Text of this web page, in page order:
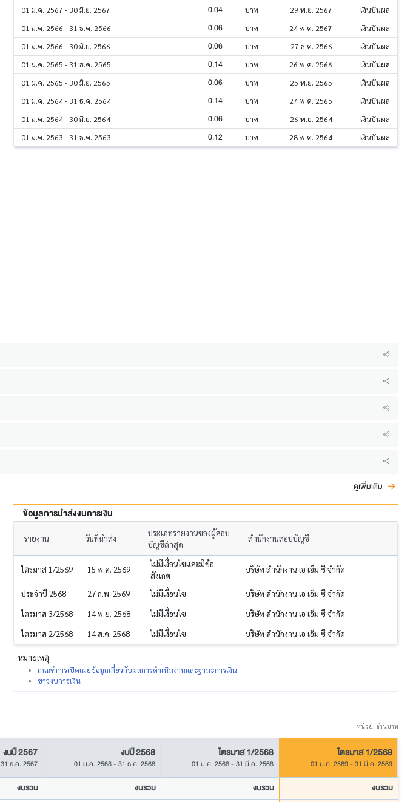
01 ม.ค. 2567 - 30 มิ.ย. 2567
0.04 บาท 29 พ.ย. 2567
เงินปันผล
01 ม.ค. 2566 - 31 ธ.ค. 2566
0.06 บาท 24 พ.ค. 2567
เงินปันผล
01 ม.ค. 2566 - 30 มิ.ย. 2566
0.06 บาท 27 ธ.ค. 2566
เงินปันผล
01 ม.ค. 2565 - 31 ธ.ค. 2565
0.14 บาท 26 พ.ค. 2566
เงินปันผล
01 ม.ค. 2565 - 30 มิ.ย. 2565
0.06 บาท 25 พ.ย. 2565
เงินปันผล
01 ม.ค. 2564 - 31 ธ.ค. 2564
0.14 บาท 27 พ.ค. 2565
เงินปันผล
01 ม.ค. 2564 - 30 มิ.ย. 2564
0.06 บาท 26 พ.ย. 2564
เงินปันผล
01 ม.ค. 2563 - 31 ธ.ค. 2563
0.12 บาท 28 พ.ค. 2564 เงินปันผล
ดูเพิ่มเติม
ข้อมูลการนำส่งงบการเงิน
รายงาน วันที่นำส่ง
ประเภทรายงานของผู้สอบ
บัญชีล่าสุด
สำนักงานสอบบัญชี
ไตรมาส 1/2569 15 พ.ค. 2569
ไม่มีเงื่อนไขและมีข้อ
สังเกต
บริษัท สำนักงาน เอ เอ็ม ซี จำกัด
ประจำปี 2568 27 ก.พ. 2569 ไม่มีเงื่อนไข
บริษัท สำนักงาน เอ เอ็ม ซี จำกัด
ไตรมาส 3/2568
14 พ.ย. 2568 ไม่มีเงื่อนไข
บริษัท สำนักงาน เอ เอ็ม ซี จำกัด
ไตรมาส 2/2568
14 ส.ค. 2568 ไม่มีเงื่อนไข บริษัท สำนักงาน เอ เอ็ม ซี จำกัด
หมายเหตุ
เกณฑ์การเปิดเผยข้อมูลเกี่ยวกับผลการดำเนินงานและฐานะการเงิน
ข่าวงบการเงิน
หน่วย: ล้านบาท
งบปี 2567
31 ธ.ค. 2567
งบปี 2568
01 ม.ค. 2568-31 ธ.ค. 2568
ไตรมาส 1/2568
01 ม.ค. 2568-31 มี.ค. 2568
ไตรมาส 1/2569
01 ม.ค. 2569-31 มี.ค. 2569
งบรวม งบรวม งบรวม
งบรวม